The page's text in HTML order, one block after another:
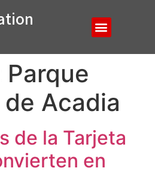
Parque
Acadia
de la Tarjeta
en